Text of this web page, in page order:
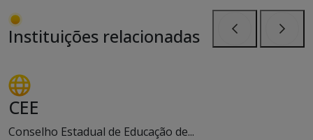
Instituições relacionadas
CEE
Conselho Estadual de Educação de...